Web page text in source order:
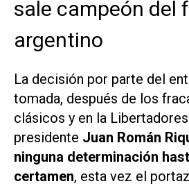
sale campeón del
argentino
La decisión por parte del
tomada, después de los
clásicos y en la
presidente Juan Román
ninguna determinación
certamen, esta vez el